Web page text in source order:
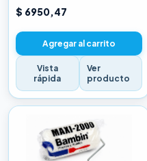
SELECCIONADA 10 CM
$ 6950,47
Agregar al carrito
Vista
rápida
Ver
producto